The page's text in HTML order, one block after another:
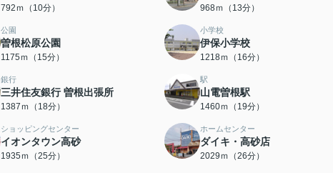
792ｍ（10分） 968ｍ（13分）
公園
曽根松原公園
1175ｍ（15分）
小学校
伊保小学校
1218ｍ（16分）
銀行
三井住友銀行 曽根出張所
1387ｍ（18分）
駅
山電曽根駅
1460ｍ（19分）
ショッピングセンター
イオンタウン高砂
1935ｍ（25分）
ホームセンター
ダイキ・高砂店
2029ｍ（26分）